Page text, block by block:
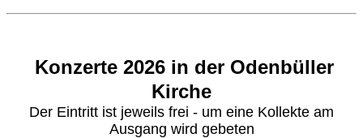
Konzerte 2026 in der Odenbüller
Kirche
Der Eintritt ist jeweils frei - um eine Kollekte am
Ausgang wird gebeten